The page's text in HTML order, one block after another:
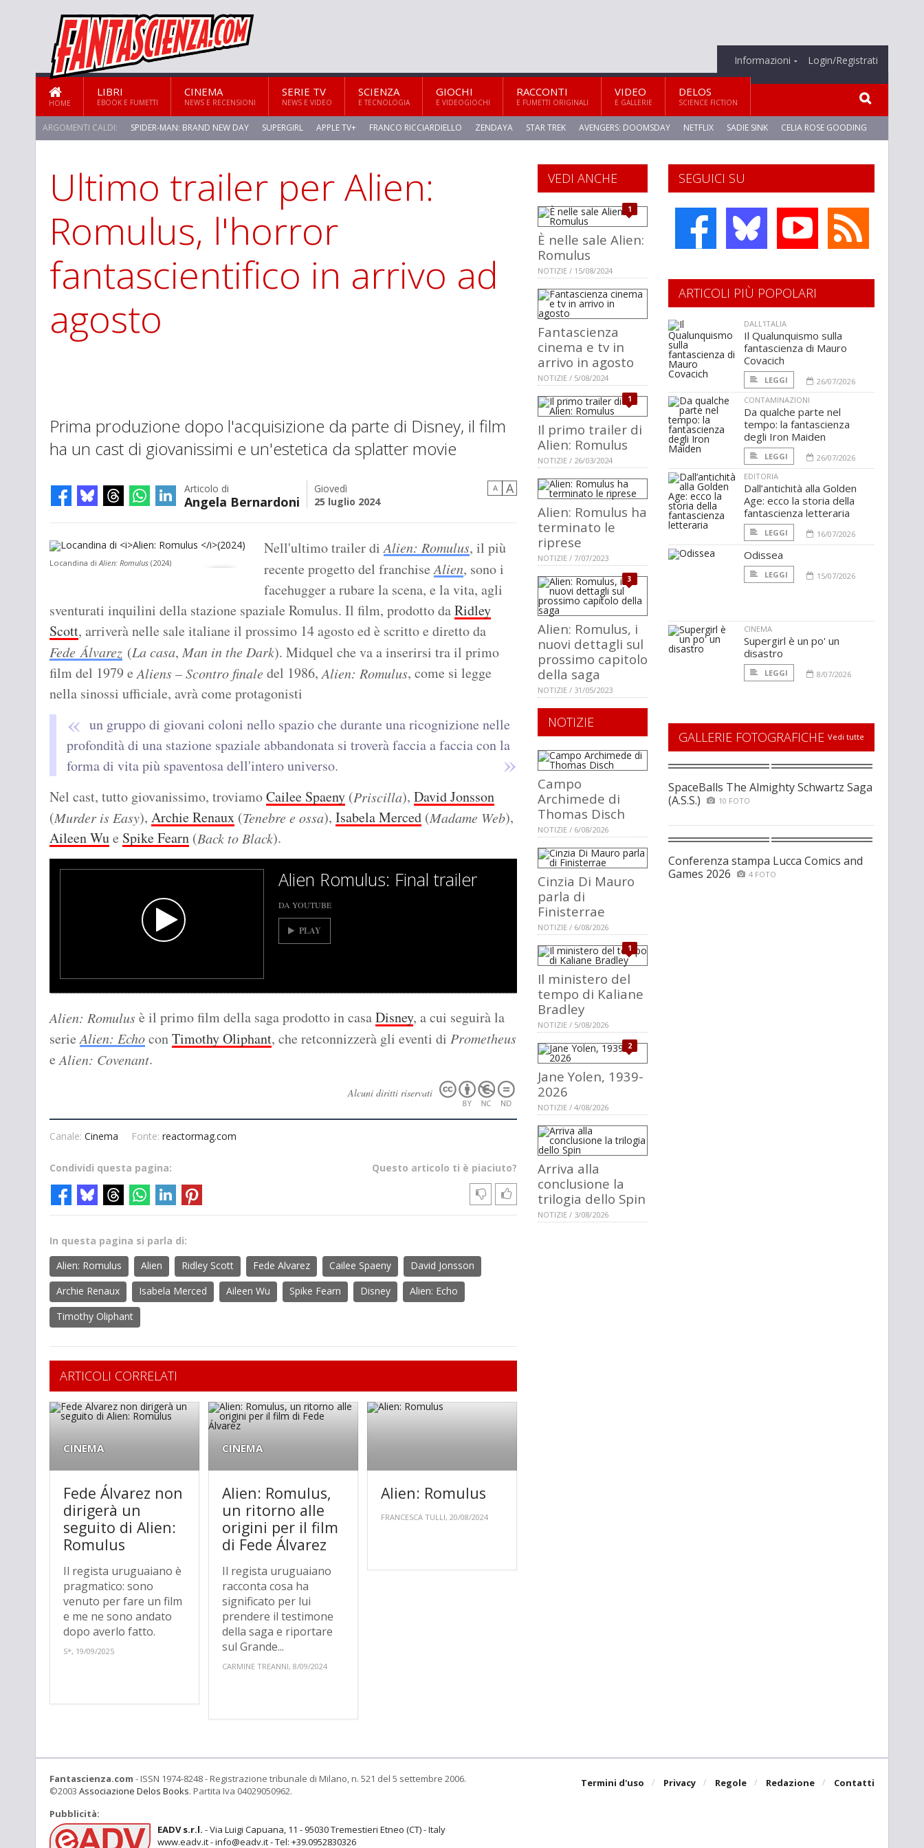
Informazioni Login/Registrati
HOME
LIBRI
EBOOK E FUMETTI
CINEMA
NEWS E RECENSIONI
SERIE TV
NEWS E VIDEO
SCIENZA
E TECNOLOGIA
GIOCHI
E VIDEOGIOCHI
RACCONTI
E FUMETTI ORIGINALI
VIDEO
E GALLERIE
DELOS
SCIENCE FICTION
ARGOMENTI CALDI: SPIDER-MAN: BRAND NEW DAY SUPERGIRL APPLE TV+ FRANCO RICCIARDIELLO ZENDAYA STAR TREK AVENGERS: DOOMSDAY NETFLIX SADIE SINK CELIA ROSE GOODING
Ultimo trailer per Alien:
Romulus, l'horror
fantascientifico in arrivo ad
agosto
Prima produzione dopo l'acquisizione da parte di Disney, il film
ha un cast di giovanissimi e un'estetica da splatter movie
Articolo di
Angela Bernardoni
Giovedì
25 luglio 2024
A A
Locandina diAlien: Romulus (2024)
Nell'ultimo trailer diAlien: Romulus, il più
recente progetto del franchiseAlien, sono i
facehugger a rubare la scena, e la vita, agli
sventurati inquilini della stazione spaziale Romulus. Il film, prodotto daRidley
Scott, arriverà nelle sale italiane il prossimo 14 agosto ed è scritto e diretto da
Fede Álvarez (La casa, Man in the Dark). Midquel che va a inserirsi tra il primo
film del 1979 e Aliens – Scontro finale del 1986, Alien: Romulus, come si legge
nella sinossi ufficiale, avrà come protagonisti
un gruppo di giovani coloni nello spazio che durante una ricognizione nelle
profondità di una stazione spaziale abbandonata si troverà faccia a faccia con la
forma di vita più spaventosa dell'intero universo.
Nel cast, tutto giovanissimo, troviamoCailee Spaeny (Priscilla), David Jonsson
(Murder is Easy), Archie Renaux (Tenebre e ossa), Isabela Merced (Madame Web),
Aileen Wue Spike Fearn (Back to Black).
Alien Romulus: Final trailer
DA YOUTUBE
PLAY
Alien: Romulusè il primo film della saga prodotto in casaDisney, a cui seguirà la
serieAlien: EchoconTimothy Oliphant, che retconnizzerà gli eventi di Prometheus
e Alien: Covenant.
Alcuni diritti riservati
Canale: Cinema Fonte: reactormag.com
Questo articolo ti è piaciuto?
Condividi questa pagina:
In questa pagina si parla di:
Alien: Romulus
Alien Ridley Scott Fede Alvarez Cailee Spaeny
David Jonsson
Archie Renaux
Isabela Merced Aileen Wu Spike Fearn Disney
Alien: Echo
Timothy Oliphant
ARTICOLI CORRELATI
CINEMA
Fede Álvarez non
dirigerà un
seguito di Alien:
Romulus
Il regista uruguaiano è
pragmatico: sono
venuto per fare un film
e me ne sono andato
dopo averlo fatto.
S*, 19/09/2025
CINEMA
Alien: Romulus,
un ritorno alle
origini per il film
di Fede Álvarez
Il regista uruguaiano
racconta cosa ha
significato per lui
prendere il testimone
della saga e riportare
sul Grande...
CARMINE TREANNI, 8/09/2024
Alien: Romulus
FRANCESCA TULLI, 20/08/2024
SEGUICI SU
VEDI ANCHE
1
È nelle sale Alien:
Romulus
NOTIZIE / 15/08/2024
Fantascienza
cinema e tv in
arrivo in agosto
NOTIZIE / 5/08/2024
1
Il primo trailer di
Alien: Romulus
NOTIZIE / 26/03/2024
Alien: Romulus ha
terminato le
riprese
NOTIZIE / 7/07/2023
3
Alien: Romulus, i
nuovi dettagli sul
prossimo capitolo
della saga
NOTIZIE / 31/05/2023
NOTIZIE
Campo
Archimede di
Thomas Disch
NOTIZIE / 6/08/2026
Cinzia Di Mauro
parla di
Finisterrae
NOTIZIE / 6/08/2026
1
Il ministero del
tempo di Kaliane
Bradley
NOTIZIE / 5/08/2026
2
Jane Yolen, 1939-
2026
NOTIZIE / 4/08/2026
Arriva alla
conclusione la
trilogia dello Spin
NOTIZIE / 3/08/2026
ARTICOLI PIÙ POPOLARI
DALL'ITALIA
Il Qualunquismo sulla
fantascienza di Mauro
Covacich
LEGGI
26/07/2026
CONTAMINAZIONI
Da qualche parte nel
tempo: la fantascienza
degli Iron Maiden
LEGGI
26/07/2026
EDITORIA
Dall’antichità alla Golden
Age: ecco la storia della
fantascienza letteraria
LEGGI 16/07/2026
Odissea
LEGGI 15/07/2026
CINEMA
Supergirl è un po' un
disastro
LEGGI 8/07/2026
GALLERIE FOTOGRAFICHE Vedi tutte
SpaceBalls The Almighty Schwartz Saga
(A.S.S.)
10 FOTO
Conferenza stampa Lucca Comics and
Games 2026
4 FOTO
Termini d'uso Privacy Regole Redazione Contatti
Fantascienza.com - ISSN 1974-8248 - Registrazione tribunale di Milano, n. 521 del 5 settembre 2006.
©2003 Associazione Delos Books. Partita Iva 04029050962.
Pubblicità:
EADV s.r.l. - Via Luigi Capuana, 11 - 95030 Tremestieri Etneo (CT) - Italy
www.eadv.it - info@eadv.it - Tel: +39.0952830326